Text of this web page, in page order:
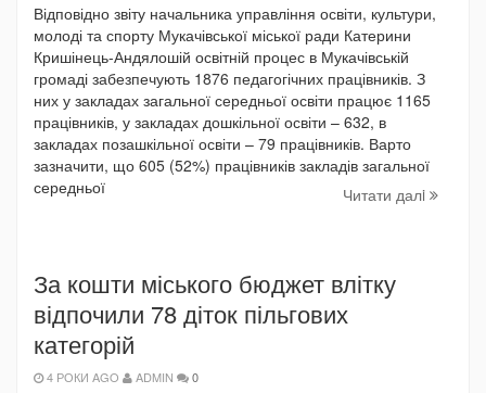
Відповідно звіту начальника управління освіти, культури,
молоді та спорту Мукачівської міської ради Катерини
Кришінець-Андялошій освітній процес в Мукачівській
громаді забезпечують 1876 педагогічних працівників. З
них у закладах загальної середньої освіти працює 1165
працівників, у закладах дошкільної освіти – 632, в
закладах позашкільної освіти – 79 працівників. Варто
зазначити, що 605 (52%) працівників закладів загальної
середньої
Читати далi
За кошти міського бюджет влітку
відпочили 78 діток пільгових
категорій
4 РОКИ AGO ADMIN 0